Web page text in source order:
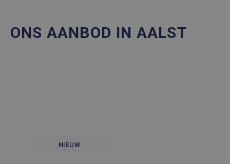
ONS AANBOD IN AALST
NIEUW